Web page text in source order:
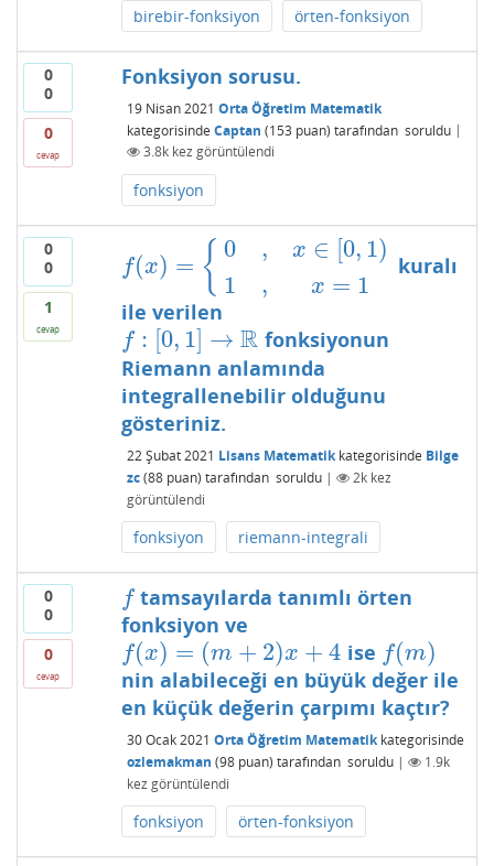
birebir-fonksiyon örten-fonksiyon
0
0
0
cevap
Fonksiyon sorusu.
19 Nisan 2021 Orta Öğretim Matematik
kategorisinde Captan (153 puan) tarafından soruldu |
3.8kkez görüntülendi
fonksiyon
0
0
1
cevap
f(x) = { 0
1
,
,
x ∈ [0, 1)
x = 1
f(x)={ 0,x∈[ ,x
kuralı
ile verilen
f : [0, 1 → R
f:[ 0 1]→R
fonksiyonun
Riemann anlamında
integrallenebilir olduğunu
gösteriniz.
22 Şubat 2021 Lisans Matematikkategorisinde Bilge
zc (88puan) tarafından soruldu | 2kkez
görüntülendi
fonksiyon riemann-integrali
0
0
0
cevap
f
f tamsayılarda tanımlı örten
fonksiyon ve
f(x) = (m + 2)x + 4
f(x)=(m+ 2)x+ 4 ise f(m)
f(m)
nin alabileceği en büyük değer ile
en küçük değerin çarpımı kaçtır?
30 Ocak 2021 Orta Öğretim Matematikkategorisinde
ozlemakman (98puan) tarafından soruldu |
1.9k
kez görüntülendi
fonksiyon örten-fonksiyon